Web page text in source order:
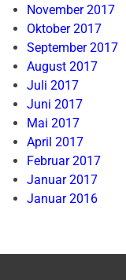
November 2017
Oktober 2017
September 2017
August 2017
Juli 2017
Juni 2017
Mai 2017
April 2017
Februar 2017
Januar 2017
Januar 2016